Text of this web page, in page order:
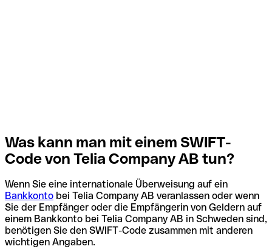
Was kann man mit einem SWIFT-
Code von Telia Company AB tun?
Wenn Sie eine internationale Überweisung auf ein
Bankkonto bei Telia Company AB veranlassen oder wenn
Sie der Empfänger oder die Empfängerin von Geldern auf
einem Bankkonto bei Telia Company AB in Schweden sind,
benötigen Sie den SWIFT-Code zusammen mit anderen
wichtigen Angaben.